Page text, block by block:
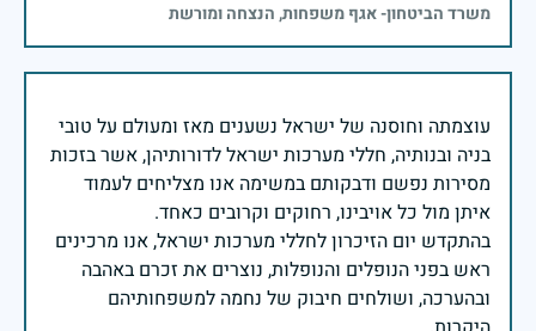
משרד הביטחון- אגף משפחות, הנצחה ומורשת
עוצמתה וחוסנה של ישראל נשענים מאז ומעולם על טובי
בניה ובנותיה, חללי מערכות ישראל לדורותיהן, אשר בזכות
מסירות נפשם ודבקותם במשימה אנו מצליחים לעמוד
בהתקדש יום הזיכרון לחללי מערכות ישראל, אנו מרכינים
ראש בפני הנופלים והנופלות, נוצרים את זכרם באהבה
ובהערכה, ושולחים חיבוק של נחמה למשפחותיהם